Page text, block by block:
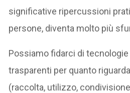
significative ripercussioni
persone, diventa molto più
Possiamo fidarci di
trasparenti per quanto
(raccolta, utilizzo,